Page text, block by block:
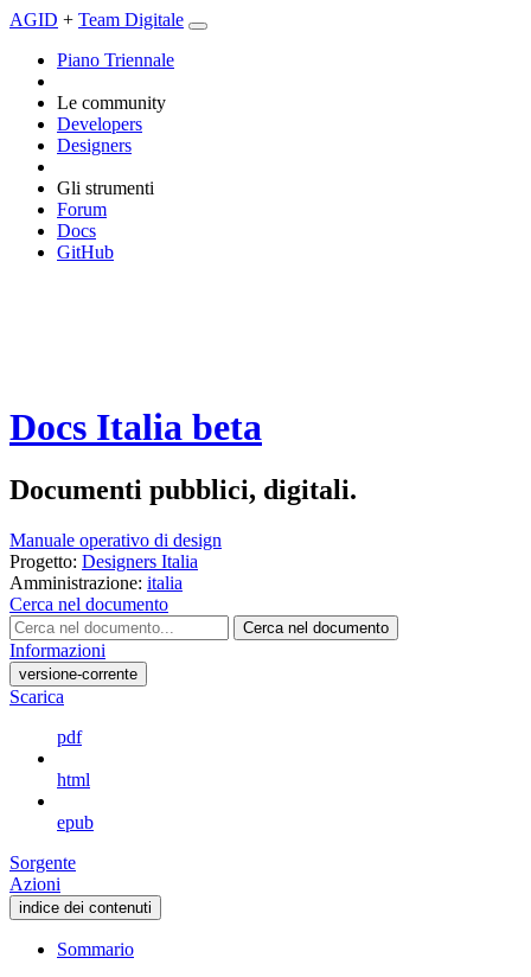
AGID + Team Digitale
Piano Triennale
Le community
Developers
Designers
Gli strumenti
Forum
Docs
GitHub
Docs Italia beta
Documenti pubblici, digitali.
Manuale operativo di design
Progetto: Designers Italia
Amministrazione: italia
Cerca nel documento
Cerca nel documento
Informazioni
versione-corrente
Scarica
pdf
html
epub
Sorgente
Azioni
indice dei contenuti
Sommario